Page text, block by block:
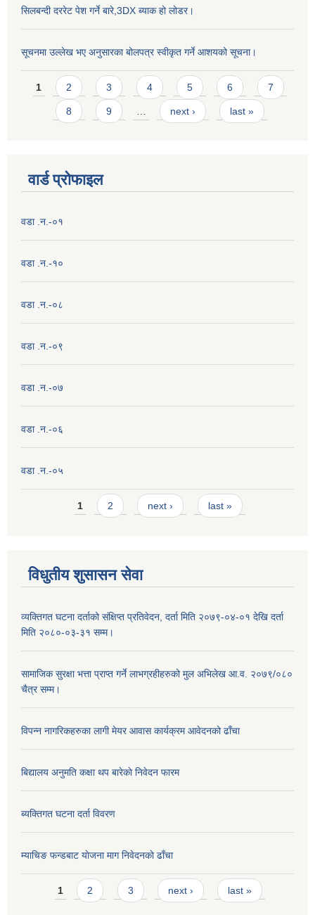
सिलबन्दी दररेट पेश गर्ने बारे,3DX ब्याक हो लोडर।
सूचनमा उल्लेख भए अनुसारका बोलपत्र स्वीकृत गर्ने आशयको सूचना।
Pages
1 2 3 4 5 6 7
8 9 next › last »
वार्ड प्राेफाइल
वडा .न.-०१
वडा .न.-१०
वडा .न.-०८
वडा .न.-०९
वडा .न.-०७
वडा .न.-०६
वडा .न.-०५
Pages1 2 next › last »
विधुतीय शुसासन सेवा
व्यक्तिगत घटना दर्ताको संक्षिप्त प्रतिवेदन, दर्ता मिति २०७९-०४-०१ देखि दर्ता
मिति २०८०-०३-३१ सम्म।
सामाजिक सुरक्षा भत्ता प्राप्त गर्ने लाभग्रहीहरुको मुल अभिलेख आ.व. २०७९/०८०
चैत्र सम्म।
विपन्न नागरिकहरुका लागी मेयर आवास कार्यक्रम आवेदनको ढाँचा
बिद्यालय अनुमति कक्षा थप बारेकाे निवेदन फारम
ब्यक्तिगत घटना दर्ता विवरण
म्याचिङ फन्डबाट याेजना माग निवेदनकाे ढाँचा
Pages
1 2 3 next › last »